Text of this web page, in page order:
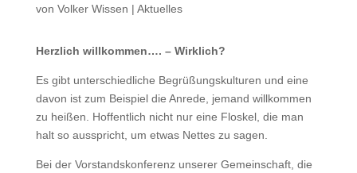
von Volker Wissen | Aktuelles
Herzlich willkommen…. – Wirklich?
Es gibt unterschiedliche Begrüßungskulturen und eine
davon ist zum Beispiel die Anrede, jemand willkommen
zu heißen. Hoffentlich nicht nur eine Floskel, die man
halt so ausspricht, um etwas Nettes zu sagen.
Bei der Vorstandskonferenz unserer Gemeinschaft, die